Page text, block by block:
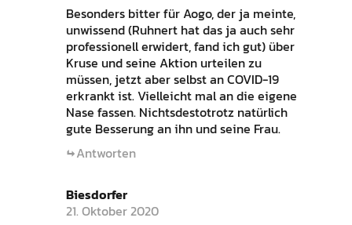
Besonders bitter für Aogo, der ja meinte,
unwissend (Ruhnert hat das ja auch sehr
professionell erwidert, fand ich gut) über
Kruse und seine Aktion urteilen zu
müssen, jetzt aber selbst an COVID-19
erkrankt ist. Vielleicht mal an die eigene
Nase fassen. Nichtsdestotrotz natürlich
gute Besserung an ihn und seine Frau.
Antworten
Biesdorfer
21. Oktober 2020